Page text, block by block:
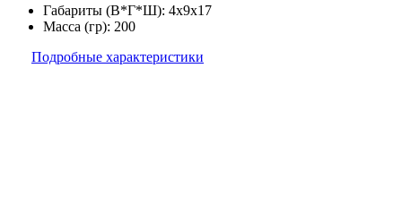
Габариты (В*Г*Ш): 4x9x17
Масса (гр): 200
Подробные характеристики